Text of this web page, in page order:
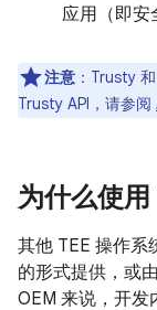
应用（即安
注意 ：Trusty
Trusty API，请参阅
为什么使
其他 TEE 操作系
的形式提供，或
OEM 来说，开发